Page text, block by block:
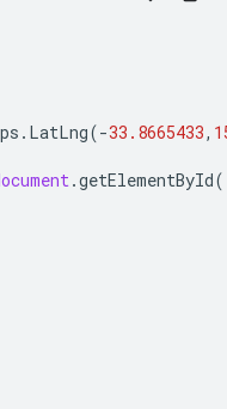
. LatLng(-33.8665433,
.getElementById(